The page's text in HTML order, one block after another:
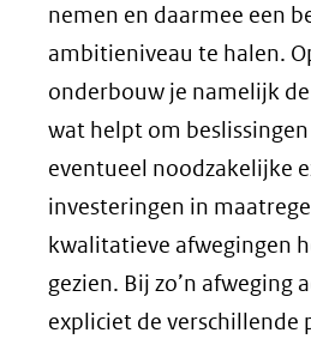
nemen en daarmee een
ambitieniveau te halen.
onderbouw je namelijk de
wat helpt om
eventueel noodzakelijke
investeringen in
kwalitatieve afwegingen
gezien. Bij zo’n afweging
expliciet de verschillende